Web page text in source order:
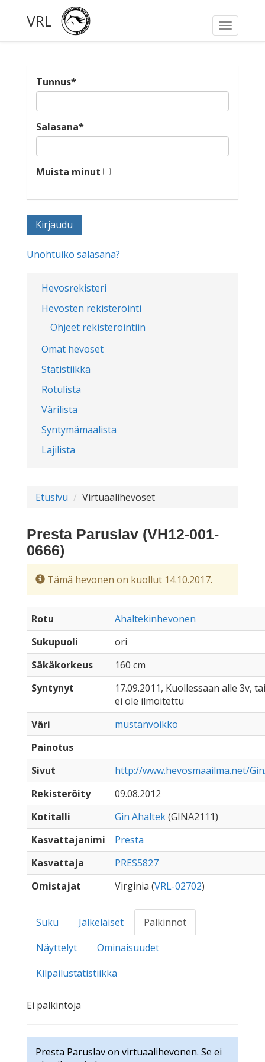
Toggle
VRL
Hevosrekisteri
Hevosten rekisteröinti
Ohjeet rekisteröintiin
Omat hevoset
Statistiikka
Rotulista
Värilista
Syntymämaalista
Lajilista
Tunnus*
Salasana*
Muista minut
Unohtuiko salasana?
Etusivu Virtuaalihevoset
Presta Paruslav (VH12-001-
0666)
Tämä hevonen on kuollut 14.10.2017.
Rotu
Ahaltekinhevonen
Sukupuoli
ori
Säkäkorkeus
160 cm
Syntynyt
17.09.2011, Kuollessaan alle 3v,
ei ole ilmoitettu
Väri
mustanvoikko
Painotus
Sivut
http://www.hevosmaailma.net/
Rekisteröity
09.08.2012
Kotitalli
Gin Ahaltek(GINA2111)
Kasvattajanimi
Presta
Kasvattaja
PRES5827
Omistajat
Virginia (VRL-02702)
Suku Jälkeläiset
Palkinnot
Näyttelyt
Ominaisuudet
Kilpailustatistiikka
Ei palkintoja
Presta Paruslav on virtuaalihevonen. Se ei